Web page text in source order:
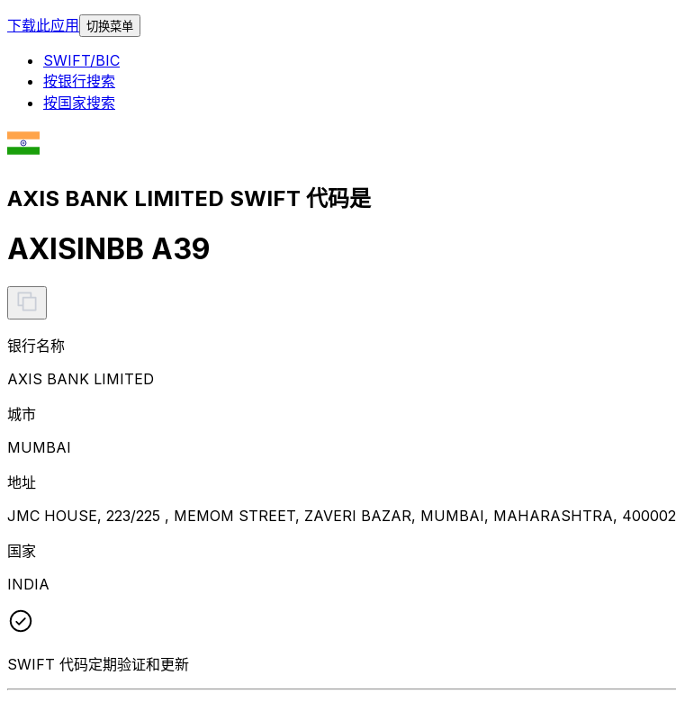
下载此应用 切换菜单
SWIFT/BIC
按银行搜索
按国家搜索
AXIS BANK LIMITED SWIFT 代码是
AXISINBB A39
银行名称
AXIS BANK LIMITED
城市
MUMBAI
地址
JMC HOUSE, 223/225 , MEMOM STREET, ZAVERI BAZAR, MUMBAI, MAHARASHTRA, 400002
国家
INDIA
SWIFT 代码定期验证和更新